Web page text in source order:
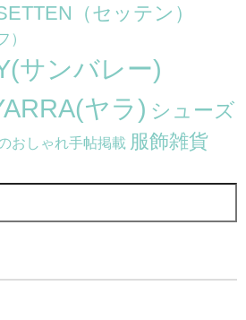
（セッテン）
）
サンバレー)
ヤラ) シューズ
おしゃれ手帖掲載 服飾雑貨